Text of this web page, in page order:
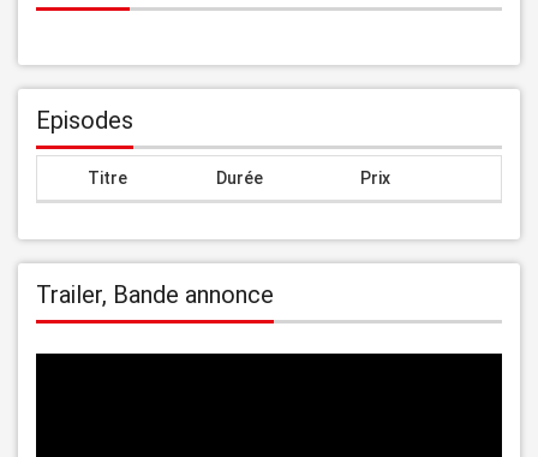
Episodes
Titre Durée Prix
Trailer, Bande annonce